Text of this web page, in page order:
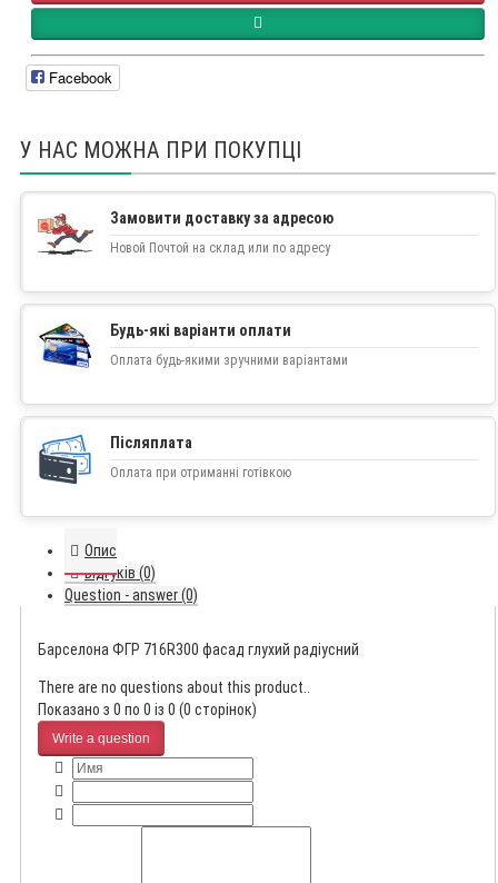
Facebook
У НАС МОЖНА ПРИ ПОКУПЦІ
Замовити доставку за адресою
Новой Почтой на склад или по адресу
Будь-які варіанти оплати
Оплата будь-якими зручними варіантами
Післяплата
Оплата при отриманні готівкою
Опис
Відгуків (0)
Question - answer (0)
Барселона ФГР 716R300 фасад глухий радіусний
There are no questions about this product..
Показано з 0 по 0 із 0 (0 сторінок)
Write a question